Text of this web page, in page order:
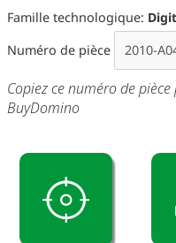
Famille technologique:
Numéro de pièce
Copiez ce numéro de
BuyDomino